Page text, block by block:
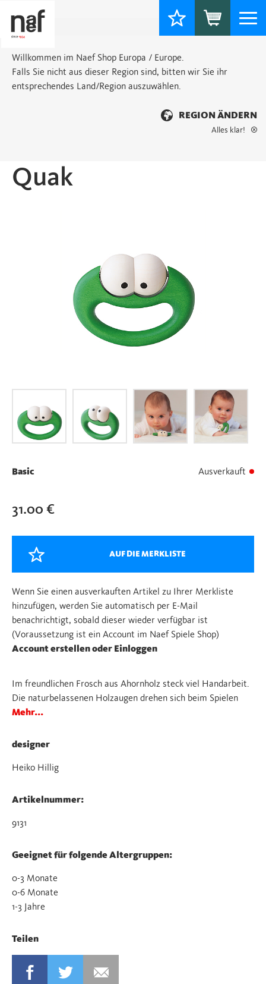
Willkommen im Naef Shop Europa / Europe.
Falls Sie nicht aus dieser Region sind, bitten wir Sie ihr
entsprechendes Land/Region auszuwählen.
REGION ÄNDERN
Alles klar!
Quak
Basic Ausverkauft
31.00 €
AUF DIE MERKLISTE
Wenn Sie einen ausverkauften Artikel zu Ihrer Merkliste
hinzufügen, werden Sie automatisch per E-Mail
benachrichtigt, sobald dieser wieder verfügbar ist
(Voraussetzung ist ein Account im Naef Spiele Shop)
Account erstellen oder Einloggen
Im freundlichen Frosch aus Ahornholz steck viel Handarbeit.
Die naturbelassenen Holzaugen drehen sich beim Spielen
Mehr...
designer
Heiko Hillig
Artikelnummer:
9131
Geeignet für folgende Altergruppen:
0-3 Monate
0-6 Monate
1-3 Jahre
Teilen
FACEBOOKTWITTER MAIL